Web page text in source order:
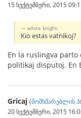
15 სექტემბერი, 2015
white knight:
Kio estas vatnikoj?
En la ruslingva
politikaj disputoj. En
Gricaj (მომხმარებლის
20 სექტემბერი, 2015